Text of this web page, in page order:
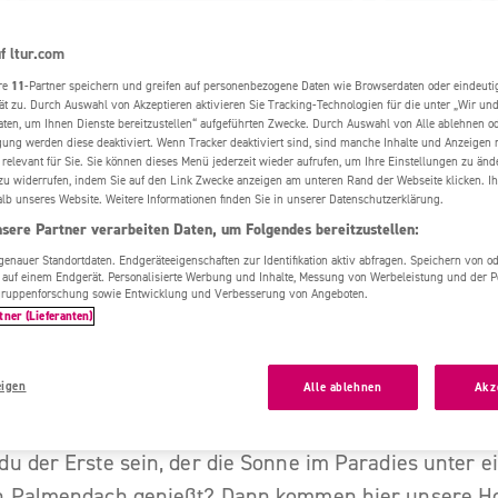
neuen
Reisekalender Reisethemen Reiseziele Sommer Tipps
Stranddestinationen weltweit begrüßen neue
durch ihre atemberaubende Lage, sondern auch
der Erste sein, der die Sonne im Paradies unter
ltur.com
11-Partner speichern und greifen auf personenbezogene Daten wie Browserdaten oder
zu. Durch Auswahl von Akzeptieren aktivieren Sie Tracking-Technologien für die unter „Wir
um Ihnen Dienste bereitzustellen“ aufgeführten Zwecke. Durch Auswahl von Alle ablehnen
werden diese deaktiviert. Wenn Tracker deaktiviert sind, sind manche Inhalte und Anzeigen
für Sie. Sie können dieses Menü jederzeit wieder aufrufen, um Ihre Einstellungen zu
widerrufen, indem Sie auf den Link Zwecke anzeigen am unteren Rand der Webseite klicken.
unseres Website. Weitere Informationen finden Sie in unserer Datenschutzerklärung.
Partner verarbeiten Daten, um Folgendes bereitzustellen:
Standortdaten. Endgeräteeigenschaften zur Identifikation aktiv abfragen. Speichern von
einem Endgerät. Personalisierte Werbung und Inhalte, Messung von Werbeleistung und der
sowie Entwicklung und Verbesserung von Angeboten.
(Lieferanten)
Alle ablehnen